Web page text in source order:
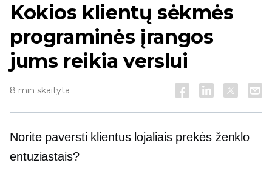
Kokios klientų sėkmės
programinės įrangos
jums reikia verslui
8 min skaityta
Norite paversti klientus lojaliais prekės ženklo
entuziastais?